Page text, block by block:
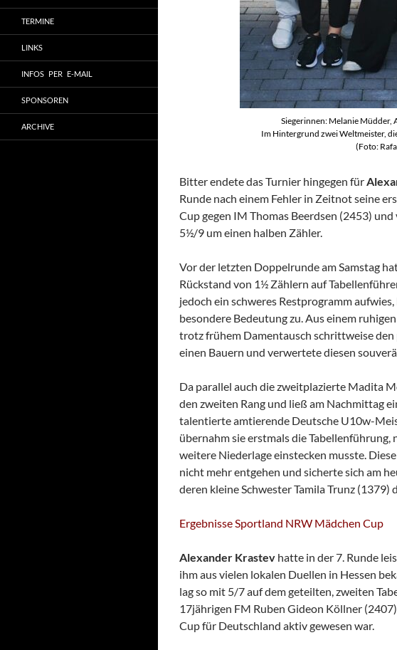
Siegerinnen: Melanie Müdder,
Im Hintergrund zwei Weltmeister,
(Foto:
Bitter endete das Turnier hingegen für
Runde nach einem Fehler in Zeitnot seine
Cup gegen IM Thomas Beerdsen (2453)
5½/9 um einen halben Zähler.
Vor der letzten Doppelrunde am Samstag
Rückstand von 1½ Zählern auf
jedoch ein schweres Restprogramm
besondere Bedeutung zu. Aus einem
trotz frühem Damentausch schrittweise
einen Bauern und verwertete diesen
Da parallel auch die zweitplazierte Madita
den zweiten Rang und ließ am Nachmittag
talentierte amtierende Deutsche U10w-
übernahm sie erstmals die
weitere Niederlage einstecken musste.
nicht mehr entgehen und sicherte sich am
deren kleine Schwester Tamila Trunz (1379)
Ergebnisse Sportland NRW Mädchen Cup
Alexander Krastev hatte in der 7. Runde
ihm aus vielen lokalen Duellen in Hessen
lag so mit 5/7 auf dem geteilten, zweiten
17jährigen FM Ruben Gideon Köllner
Cup für Deutschland aktiv gewesen war.
TERMINE
LINKS
INFOS PER E-MAIL
SPONSOREN
ARCHIVE